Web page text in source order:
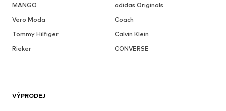
MANGO
adidas Originals
Vero Moda
Coach
Tommy Hilfiger
Calvin Klein
Rieker
CONVERSE
VÝPRODEJ